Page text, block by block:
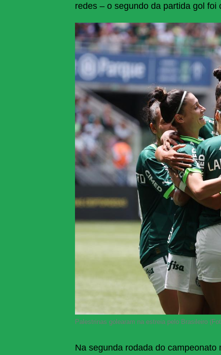
redes – o segundo da partida gol foi
Palestrinas golearam na estreia pelo Brasileiro
Na segunda rodada do